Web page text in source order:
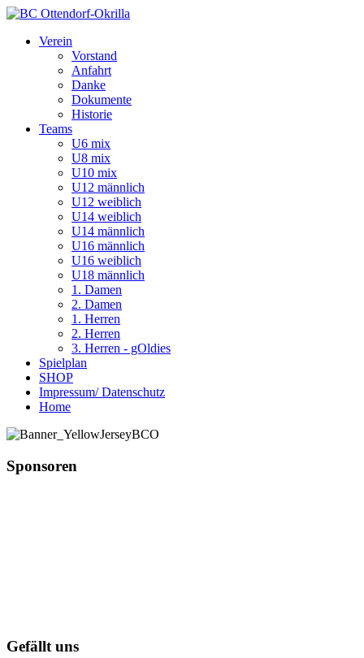
Verein
Vorstand
Anfahrt
Danke
Dokumente
Historie
Teams
U6 mix
U8 mix
U10 mix
U12 männlich
U12 weiblich
U14 weiblich
U14 männlich
U16 männlich
U16 weiblich
U18 männlich
1. Damen
2. Damen
1. Herren
2. Herren
3. Herren - gOldies
Spielplan
SHOP
Impressum/ Datenschutz
Home
Sponsoren
Gefällt uns